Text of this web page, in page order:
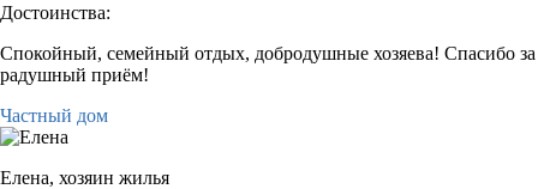
Достоинства:
Спокойный, семейный отдых, добродушные хозяева! Спасибо за
радушный приём!
Частный дом
Елена, хозяин жилья